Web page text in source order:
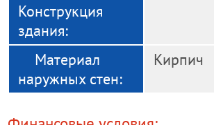
Конструкция
здания:
Материал
наружных стен:
Кирпич